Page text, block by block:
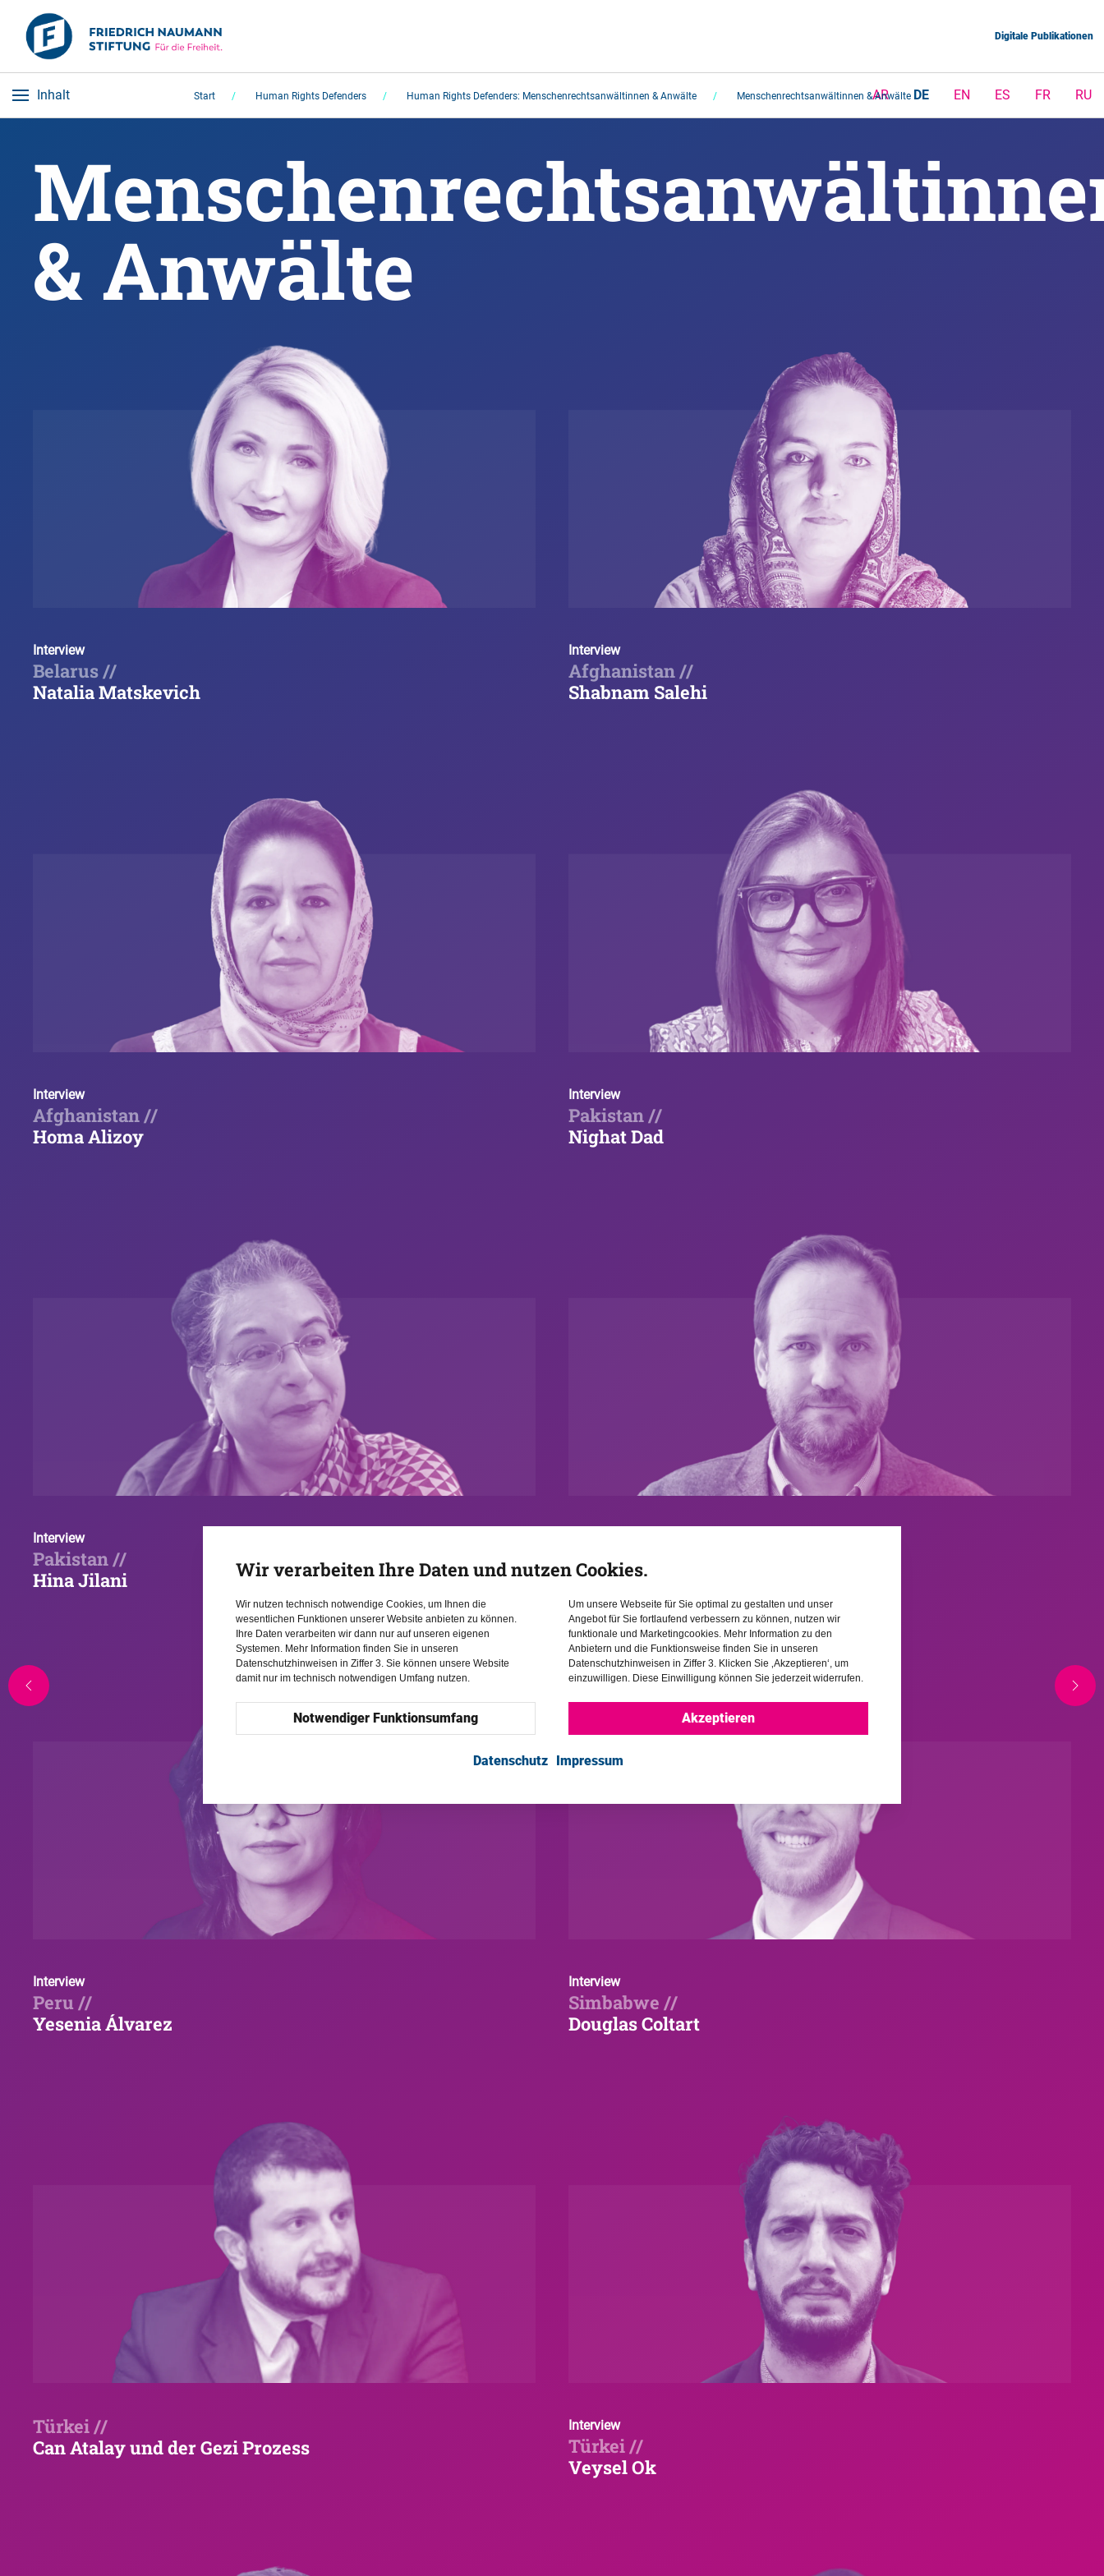
Digitale Publikationen
Inhalt Start Human Rights Defenders Human Rights Defenders: Menschenrechtsanwältinnen & Anwälte Menschenrechtsanwältinnen & Anwälte
AR DE EN ES FR RU
& Anwälte
Interview
Belarus //
Natalia Matskevich
Interview
Afghanistan //
Shabnam Salehi
Interview
Afghanistan //
Homa Alizoy
Interview
Pakistan //
Nighat Dad
Interview
Pakistan //
Hina Jilani
Mexiko //
José Antonio Guevara Bermúdez
Interview
Peru //
Yesenia Álvarez
Interview
Simbabwe //
Douglas Coltart
Türkei //
Can Atalay und der Gezi Prozess
Interview
Türkei //
Veysel Ok
Wir verarbeiten Ihre Daten und nutzen Cookies.
Wir nutzen technisch notwendige Cookies, um Ihnen die
wesentlichen Funktionen unserer Website anbieten zu können.
Ihre Daten verarbeiten wir dann nur auf unseren eigenen
Systemen. Mehr Information finden Sie in unseren
Datenschutzhinweisen in Ziffer 3. Sie können unsere Website
damit nur im technisch notwendigen Umfang nutzen.
Notwendiger Funktionsumfang
Um unsere Webseite für Sie optimal zu gestalten und unser
Angebot für Sie fortlaufend verbessern zu können, nutzen wir
funktionale und Marketingcookies. Mehr Information zu den
Anbietern und die Funktionsweise finden Sie in unseren
Datenschutzhinweisen in Ziffer 3. Klicken Sie ‚Akzeptieren‘, um
einzuwilligen. Diese Einwilligung können Sie jederzeit widerrufen.
Akzeptieren
Datenschutz Impressum